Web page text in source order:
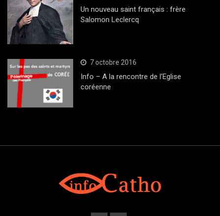
Un nouveau saint français : frère
Salomon Leclercq
7 octobre 2016
Info – A la rencontre de l’Eglise
coréenne